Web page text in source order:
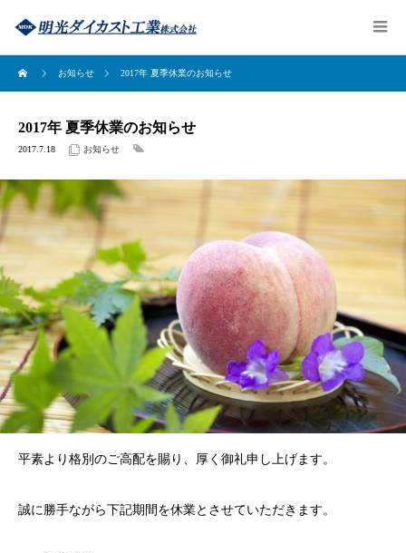
お知らせ 2017年 夏季休業のお知らせ
2017年 夏季休業のお知らせ
2017.7.18 お知らせ
平素より格別のご高配を賜り、厚く御礼申し上げます。
誠に勝手ながら下記期間を休業とさせていただきます。